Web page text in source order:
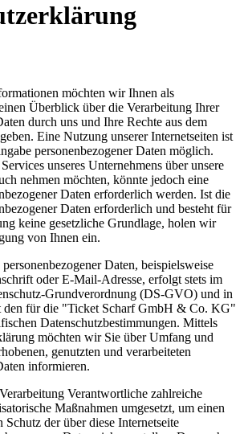
möchten wir Ihnen als
Überblick über die Verarbeitung Ihrer
durch uns und Ihre Rechte aus dem
Eine Nutzung unserer Internetseiten ist
personenbezogener Daten möglich.
unseres Unternehmens über unsere
nehmen möchten, könnte jedoch eine
Daten erforderlich werden. Ist die
Daten erforderlich und besteht für
keine gesetzliche Grundlage, holen wir
von Ihnen ein.
Daten, beispielsweise
oder E-Mail-Adresse, erfolgt stets im
Grundverordnung (DS-GVO) und in
den für die "Ticket Scharf GmbH & Co. KG"
Datenschutzbestimmungen. Mittels
möchten wir Sie über Umfang und
genutzten und verarbeiteten
informieren.
Verantwortliche zahlreiche
Maßnahmen umgesetzt, um einen
der über diese Internetseite